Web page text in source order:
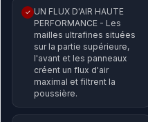
✓ UN FLUX D'AIR HAUTE
PERFORMANCE - Les
mailles ultrafines situées
sur la partie supérieure,
l'avant et les panneaux
créent un flux d'air
maximal et filtrent la
poussière.